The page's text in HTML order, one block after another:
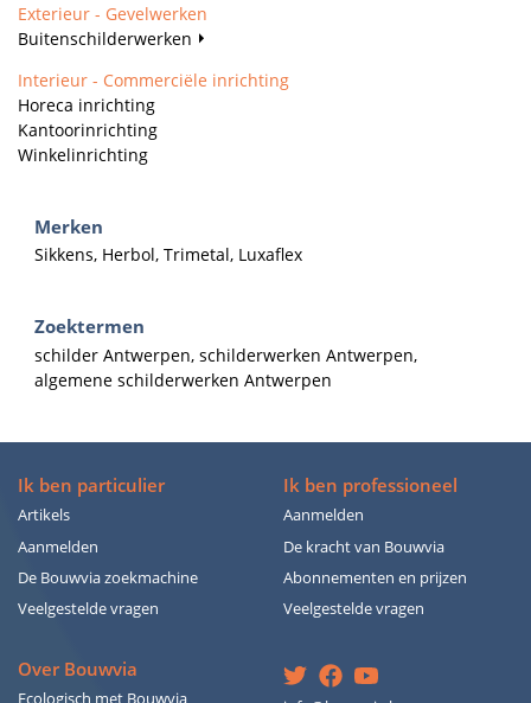
Exterieur - Gevelwerken
Buitenschilderwerken
Interieur - Commerciële inrichting
Horeca inrichting
Kantoorinrichting
Winkelinrichting
Merken
Sikkens, Herbol, Trimetal, Luxaflex
Zoektermen
schilder Antwerpen, schilderwerken Antwerpen,
algemene schilderwerken Antwerpen
Ik ben particulier
Artikels
Aanmelden
De Bouwvia zoekmachine
Veelgestelde vragen
Ik ben professioneel
Aanmelden
De kracht van Bouwvia
Abonnementen en prijzen
Veelgestelde vragen
Over Bouwvia